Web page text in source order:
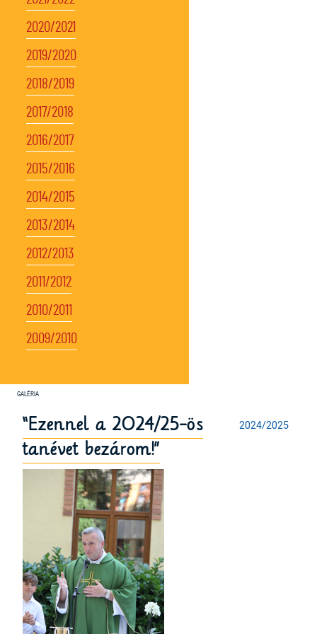
2020/2021
2019/2020
2018/2019
2017/2018
2016/2017
2015/2016
2014/2015
2013/2014
2012/2013
2011/2012
2010/2011
2009/2010
2024/2025
“Ezennel a 2024/25-ös
tanévet bezárom!”